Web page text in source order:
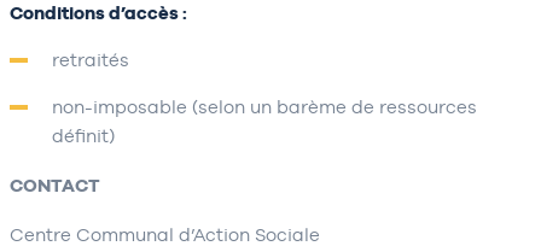
Conditions d’accès :
retraités
non-imposable (selon un barème de ressources
définit)
CONTACT
Centre Communal d’Action Sociale